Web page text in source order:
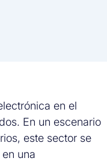
en el
En un escenario
este sector se
una